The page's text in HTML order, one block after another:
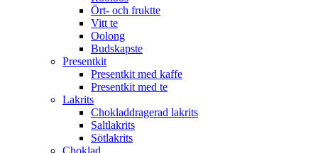
Ört- och fruktte
Vitt te
Oolong
Budskapste
Presentkit
Presentkit med kaffe
Presentkit med te
Lakrits
Chokladdragerad lakrits
Saltlakrits
Sötlakrits
Choklad